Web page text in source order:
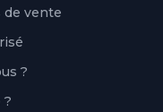
de vente
?
?